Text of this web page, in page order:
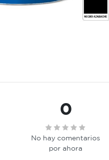
0
No hay comentarios
por ahora